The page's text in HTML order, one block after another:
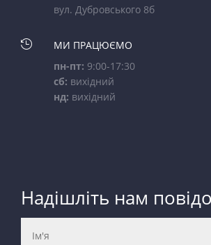
вул. Дубровського 8б

МИ ПРАЦЮЄМО
пн-пт: 9:00-17:30
сб: вихідний
нд: вихідний
Надішліть нам